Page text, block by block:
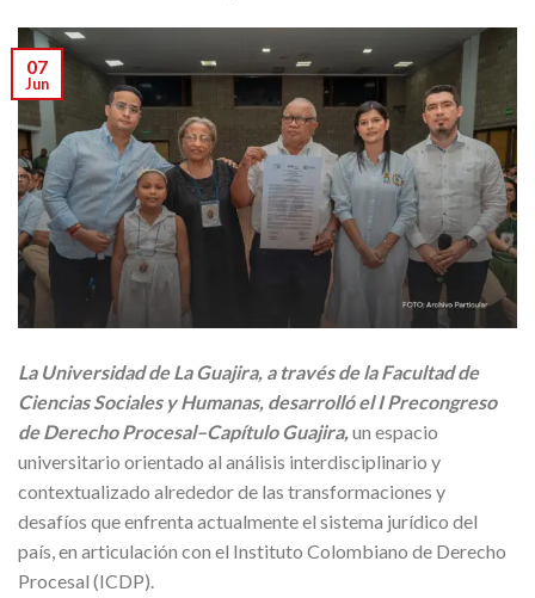
07
Jun
La Universidad de La Guajira, a través de la Facultad de
Ciencias Sociales y Humanas, desarrolló el I Precongreso
de Derecho Procesal–Capítulo Guajira, un espacio
universitario orientado al análisis interdisciplinario y
contextualizado alrededor de las transformaciones y
desafíos que enfrenta actualmente el sistema jurídico del
país, en articulación con el Instituto Colombiano de Derecho
Procesal (ICDP).